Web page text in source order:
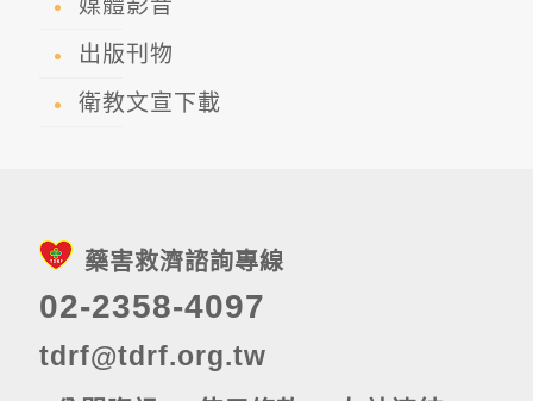
媒體影音
出版刊物
衛教文宣下載
藥害救濟諮詢專線
02-2358-4097
tdrf@tdrf.org.tw